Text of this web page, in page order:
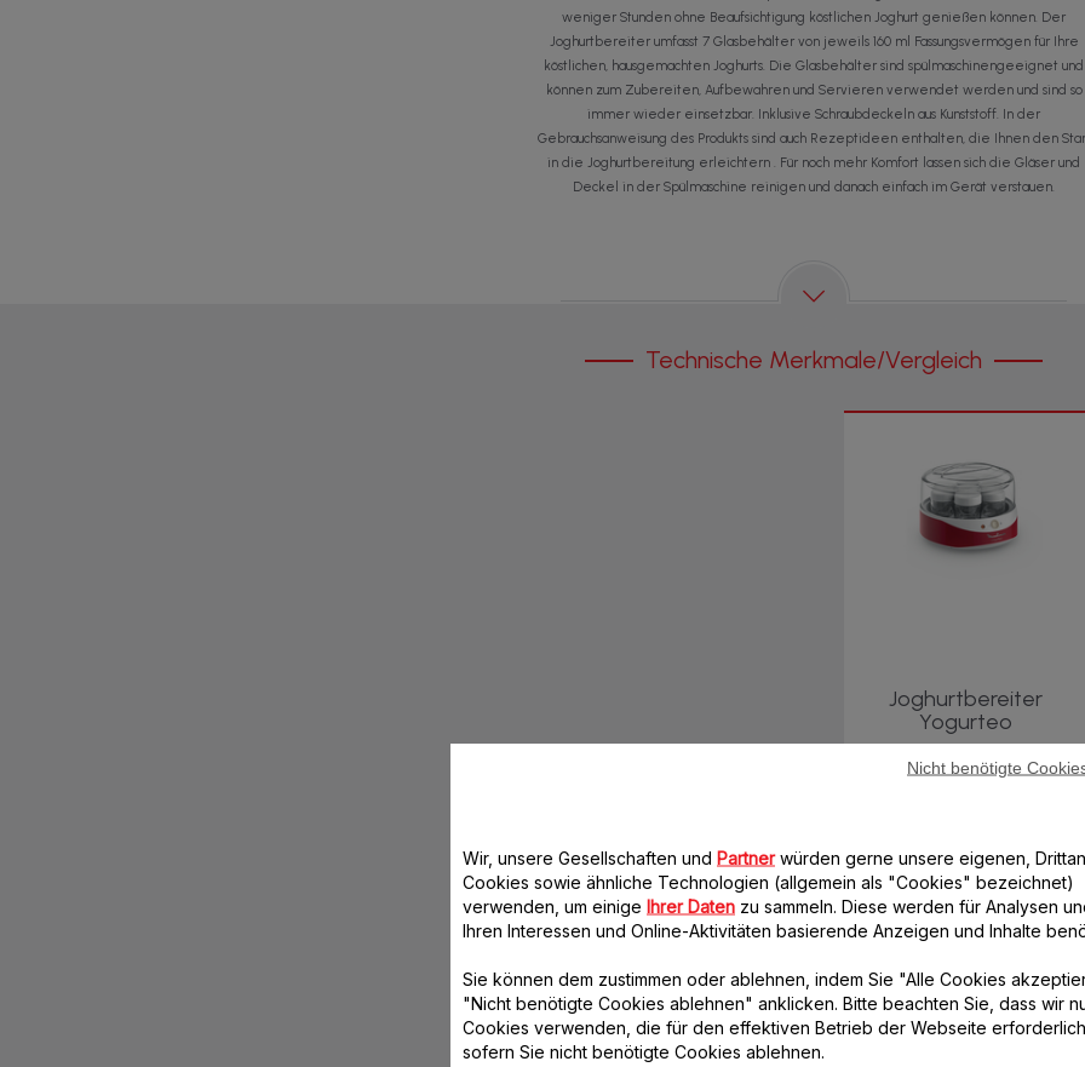
weniger Stunden ohne Beaufsichtigung köstlichen Joghurt genießen können. Der
Joghurtbereiter umfasst 7 Glasbehälter von jeweils 160 ml Fassungsvermögen für Ihre
köstlichen, hausgemachten Joghurts. Die Glasbehälter sind spülmaschinengeeignet und
können zum Zubereiten, Aufbewahren und Servieren verwendet werden und sind so
immer wieder einsetzbar. Inklusive Schraubdeckeln aus Kunststoff. In der
Gebrauchsanweisung des Produkts sind auch Rezeptideen enthalten, die Ihnen den
in die Joghurtbereitung erleichtern . Für noch mehr Komfort lassen sich die Gläser und
Deckel in der Spülmaschine reinigen und danach einfach im Gerät verstauen.
Technische Merkmale/Vergleich
Joghurtbereiter
Yogurteo
Fassungsvermögen
7
Fassungsvermögen des Topfes
160 ml
Weitere Merkmale
Leistung in Watt
13 W
Inklusive Rezepte
Material der Gläschen
Wir, unsere Gesellschaften und Partnerwürden gerne unsere eigenen,
Cookies sowie ähnliche Technologien (allgemein als "Cookies" bezeichnet)
verwenden, um einige Ihrer Daten zu sammeln. Diese werden für Analysen
Ihren Interessen und Online-Aktivitäten basierende Anzeigen und Inhalte
Sie können dem zustimmen oder ablehnen, indem Sie "Alle Cookies
"Nicht benötigte Cookies ablehnen" anklicken. Bitte beachten Sie, dass wir
Cookies verwenden, die für den effektiven Betrieb der Webseite
sofern Sie nicht benötigte Cookies ablehnen.
Nicht benötigte